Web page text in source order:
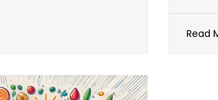
Read